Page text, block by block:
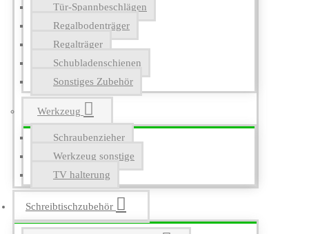
Tür-Spannbeschlägen
Regalbodenträger
Regalträger
Schubladenschienen
Sonstiges Zubehör
Werkzeug
Schraubenzieher
Werkzeug sonstige
TV halterung
Schreibtischzubehör